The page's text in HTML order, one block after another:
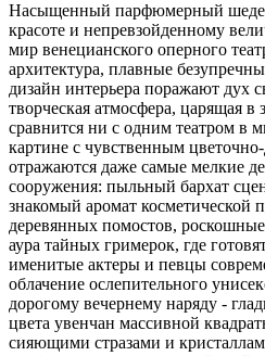
Насыщенный парфюмерный
красоте и непревзойденному
мир венецианского оперного
архитектура, плавные
дизайн интерьера поражают дух
творческая атмосфера, царящая в
сравнится ни с одним театром в
картине с чувственным
отражаются даже самые мелкие
сооружения: пыльный бархат
знакомый аромат косметической
деревянных помостов,
аура тайных гримерок, где
именитые актеры и певцы
облачение ослепительного
дорогому вечернему наряду -
цвета увенчан массивной
сияющими стразами и